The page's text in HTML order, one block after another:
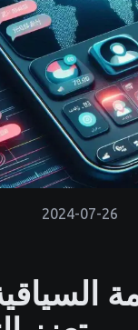
2024-07-26